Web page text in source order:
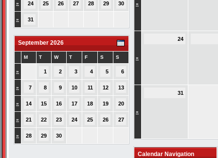
» 24 25 26 27 28 29 30
» 31
September 2026
M T W T F S S
» 1 2 3 4 5 6
» 7 8 9 10 11 12 13
» 14 15 16 17 18 19 20
» 21 22 23 24 25 26 27
» 28 29 30
»
»
24
»
31
Calendar Navigation